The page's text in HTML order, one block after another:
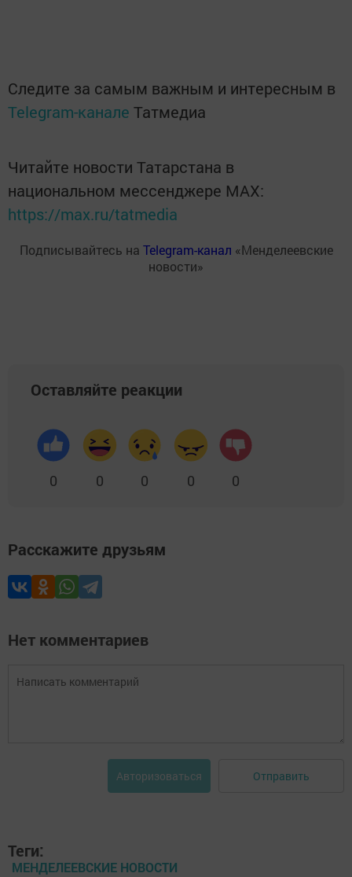
Следите за самым важным и интересным в
Telegram-канале Татмедиа
Читайте новости Татарстана в
национальном мессенджере MАХ:
https://max.ru/tatmedia
Подписывайтесь на Telegram-канал «Менделеевские
новости»
Оставляйте реакции
0 0 0 0 0
Расскажите друзьям
Нет комментариев
Авторизоваться Отправить
Теги:
МЕНДЕЛЕЕВСКИЕ НОВОСТИ